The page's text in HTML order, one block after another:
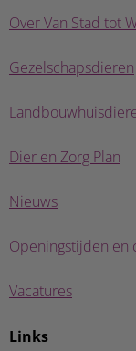
Over Van Stad tot
Gezelschapsdieren
Dier en Zorg Plan
Nieuws
Openingstijden en
Vacatures
Links